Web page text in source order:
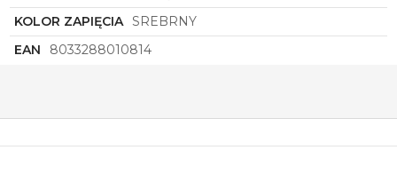
KOLOR ZAPIĘCIA SREBRNY
EAN
8033288010814